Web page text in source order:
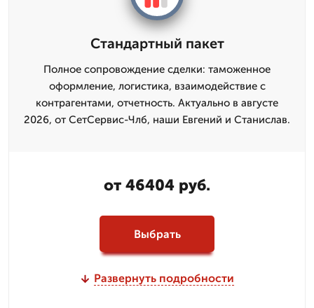
Стандартный пакет
Полное сопровождение сделки: таможенное
оформление, логистика, взаимодействие с
контрагентами, отчетность. Актуально в августе
2026, от СетСервис-Члб, наши Евгений и Станислав.
от 46404 руб.
Выбрать
Развернуть подробности